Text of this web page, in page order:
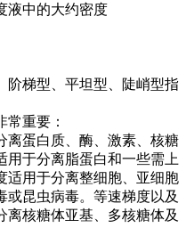
中的大约密度
梯型、平坦型、陡峭型指
重要：
蛋白质、酶、激素、核糖
用于分离脂蛋白和一些需上
适用于分离整细胞、亚细胞
或昆虫病毒。等速梯度以及
离核糖体亚基、多核糖体及